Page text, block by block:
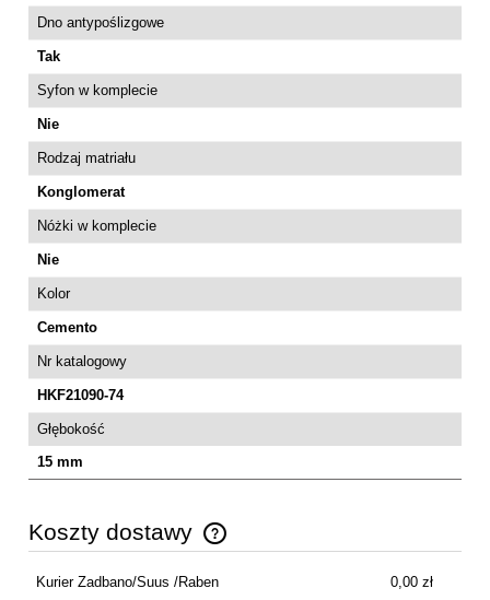
Dno antypoślizgowe
Tak
Syfon w komplecie
Nie
Rodzaj matriału
Konglomerat
Nóżki w komplecie
Nie
Kolor
Cemento
Nr katalogowy
HKF21090-74
Głębokość
15 mm
Koszty dostawy
Cena nie zawiera ewentualnych kosztów płatności
Kurier Zadbano/Suus /Raben 0,00 zł